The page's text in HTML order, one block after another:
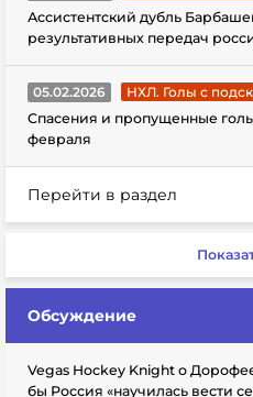
Ассистентский дубль
результативных передач
05.02.2026
НХЛ. Голы с
Спасения и пропущенные
февраля
Перейти в раздел
Обсуждение
Vegas Hockey Knight о
бы Россия «научилась вести